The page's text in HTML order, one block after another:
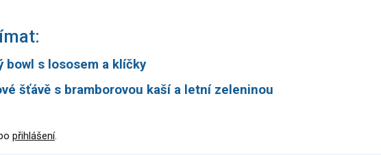
bowl s lososem a klíčky
šťávě s bramborovou kaší a letní zeleninou
přihlášení.